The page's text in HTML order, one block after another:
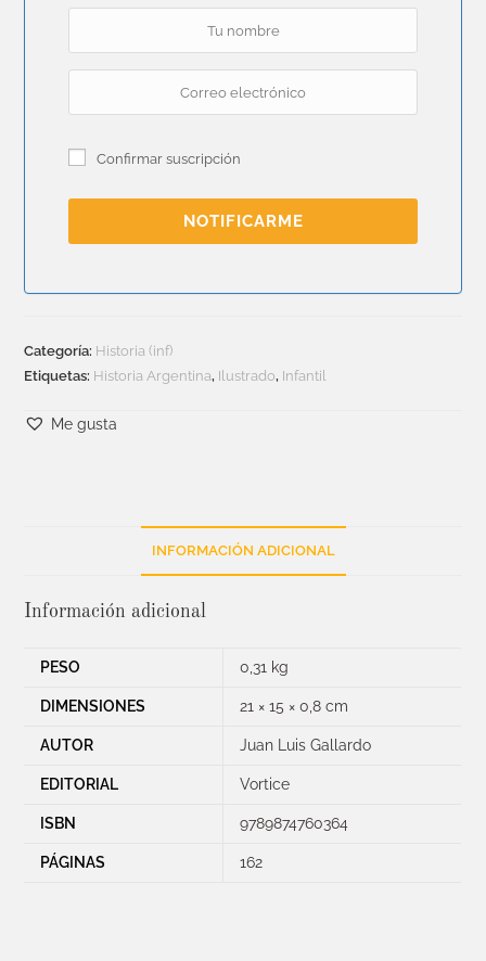
Confirmar suscripción
NOTIFICARME
Categoría: Historia (inf)
Etiquetas: Historia Argentina, Ilustrado, Infantil
Me gusta
INFORMACIÓN ADICIONAL
Información adicional
PESO 0,31 kg
DIMENSIONES 21 × 15 × 0,8 cm
AUTOR Juan Luis Gallardo
EDITORIAL Vortice
ISBN 9789874760364
PÁGINAS 162